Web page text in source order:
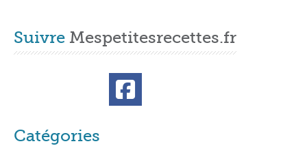
Suivre Mespetitesrecettes.fr
Catégories